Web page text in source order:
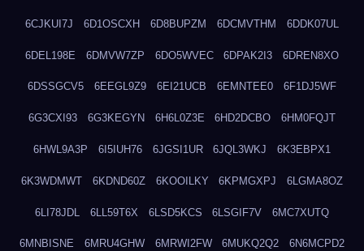
6CJKUI7J 6D1OSCXH 6D8BUPZM 6DCMVTHM 6DDK07UL
6DEL198E 6DMVW7ZP 6DO5WVEC 6DPAK2I3 6DREN8XO
6DSSGCV5 6EEGL9Z9 6EI21UCB 6EMNTEE0 6F1DJ5WF
6G3CXI93 6G3KEGYN 6H6L0Z3E 6HD2DCBO 6HM0FQJT
6HWL9A3P 6I5IUH76 6JGSI1UR 6JQL3WKJ 6K3EBPX1
6K3WDMWT 6KDND60Z 6KOOILKY 6KPMGXPJ 6LGMA8OZ
6LI78JDL 6LL59T6X 6LSD5KCS 6LSGIF7V 6MC7XUTQ
6MNBISNE 6MRU4GHW 6MRWI2FW 6MUKQ2Q2 6N6MCPD2